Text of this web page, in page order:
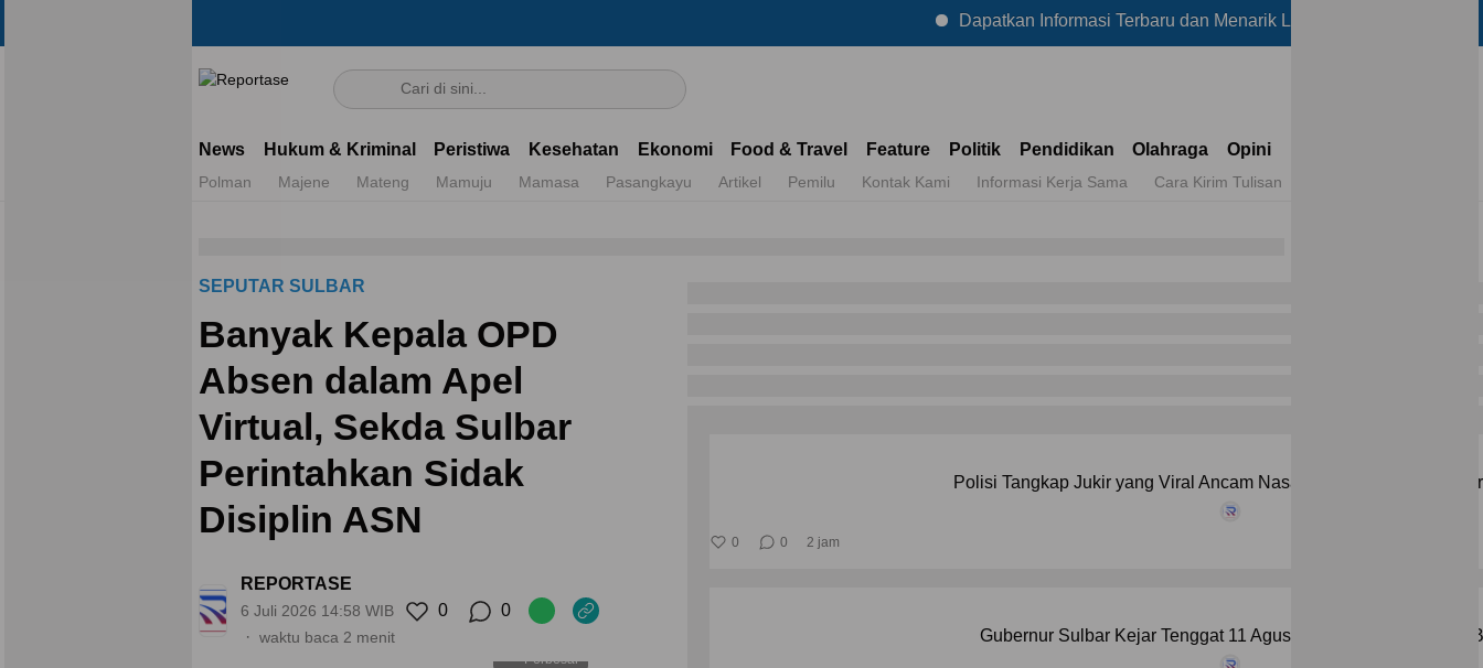
Dapatkan Informasi Terbaru dan Menarik Lainnya Hanya di Reportase
Mengulas Fakta Di Balik Cerita
News Hukum & Kriminal Peristiwa Kesehatan Ekonomi Food & Travel Feature Politik Pendidikan Olahraga Opini
Polman Majene Mateng Mamuju Mamasa Pasangkayu Artikel Pemilu Kontak Kami Informasi Kerja Sama Cara Kirim Tulisan
SEPUTAR SULBAR
Banyak Kepala OPD
Absen dalam Apel
Virtual, Sekda Sulbar
Perintahkan Sidak
Disiplin ASN
REPORTASE
6 Juli 2026 14:58 WIB
waktu baca 2 menit
0 0
Perbesar
Polisi Tangkap Jukir yang Viral Ancam Nasabah BRI Jika Tak
0 0 2 jam
Gubernur Sulbar Kejar Tenggat 11 Agustus Tuntaskan Temuan